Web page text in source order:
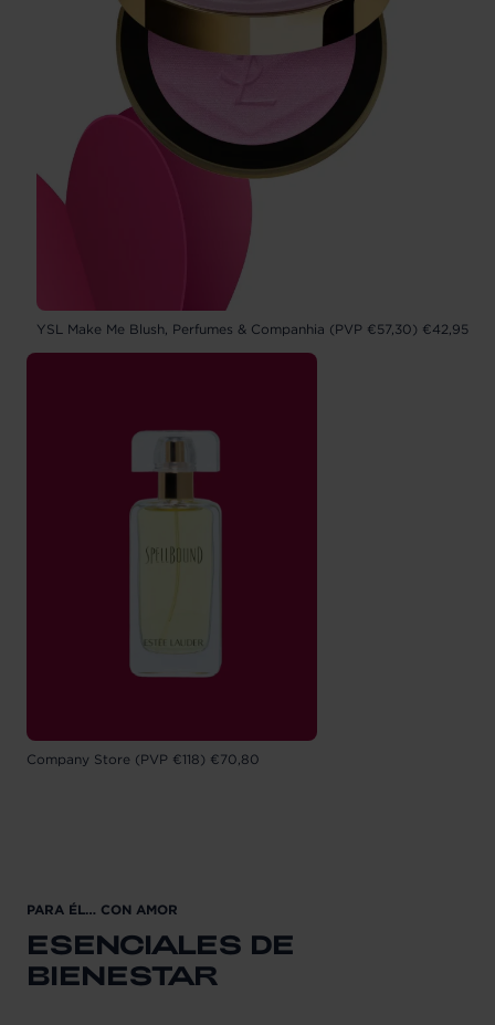
YSL Make Me Blush, Perfumes & Companhia (PVP €57,30) €42,95
Company Store (PVP €118) €70,80
PARA ÉL… CON AMOR
ESENCIALES DE
BIENESTAR